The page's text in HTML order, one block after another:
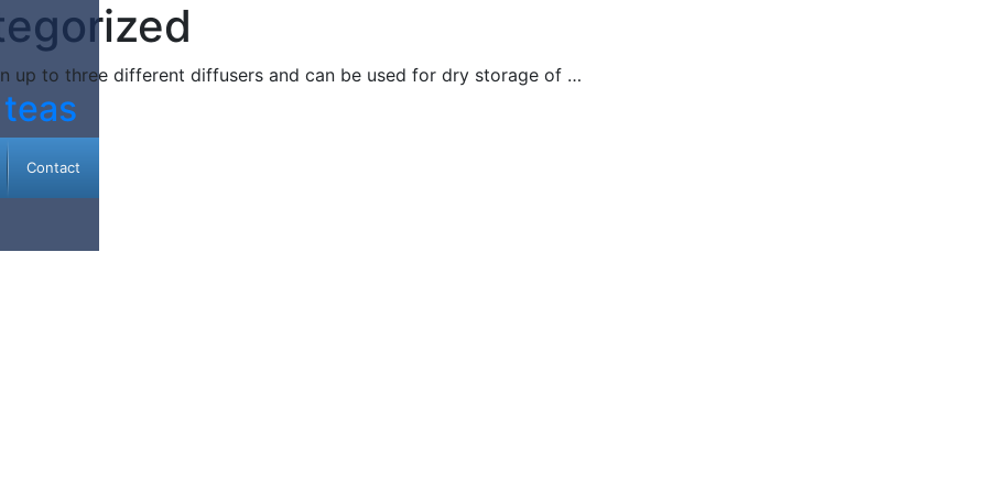
Contact
up to three different diffusers and can be used for dry storage of …